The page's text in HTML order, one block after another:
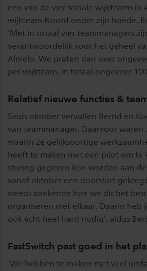
een van de vier sociale wijkteams in
wijkteam Noord onder zijn hoede,
‘Met in totaal vier teammanagers
verantwoordelijk voor het geheel
Almelo. We praten dan over
per wijkteam, in totaal ongeveer
Relatief nieuwe functies &
Sinds oktober vervullen Bernd en
van teammanager. Daarvoor waren
waarin ze gelijksoortige
heeft te maken met een pilot om te
sturing gegeven kon worden aan
vanaf oktober een doorstart
steeds zoekende hoe we dit het
organiseren met elkaar. Daarin heb
ook écht heel hard nodig’, aldus
FastSwitch past goed in het
‘We hebben te maken met veel